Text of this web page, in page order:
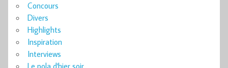
Concours
Divers
Highlights
Inspiration
Interviews